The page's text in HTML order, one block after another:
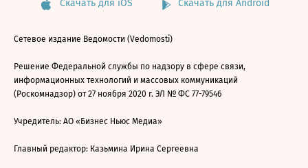
Скачать для iOS Скачать для Android
Сетевое издание Ведомости (Vedomosti)
Решение Федеральной службы по надзору в сфере связи,
информационных технологий и массовых коммуникаций
(Роскомнадзор) от 27 ноября 2020 г. ЭЛ № ФС 77-79546
Учредитель: АО «Бизнес Ньюс Медиа»
Главный редактор: Казьмина Ирина Сергеевна